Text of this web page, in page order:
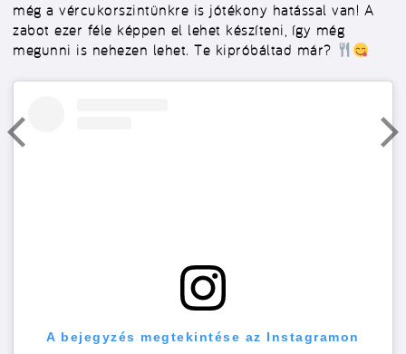
még a vércukorszintünkre is jótékony hatással van! A
zabot ezer féle képpen el lehet készíteni, így még
megunni is nehezen lehet. Te kipróbáltad már?
A bejegyzés megtekintése az Instagramon